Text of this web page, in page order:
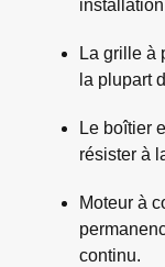
La grille à
la plupart
Le boîtier
résister à
Moteur à
continu.